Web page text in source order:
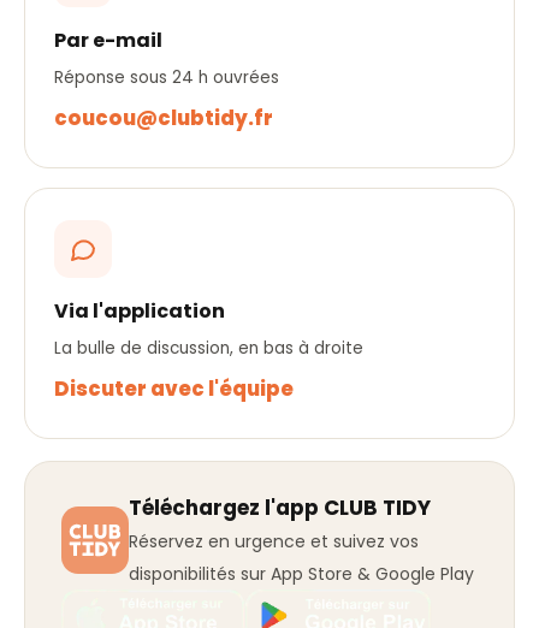
Par e-mail
Réponse sous 24 h ouvrées
coucou@clubtidy.fr
Via l'application
La bulle de discussion, en bas à droite
Discuter avec l'équipe
Téléchargez l'app CLUB TIDY
Réservez en urgence et suivez vos
disponibilités sur App Store & Google Play